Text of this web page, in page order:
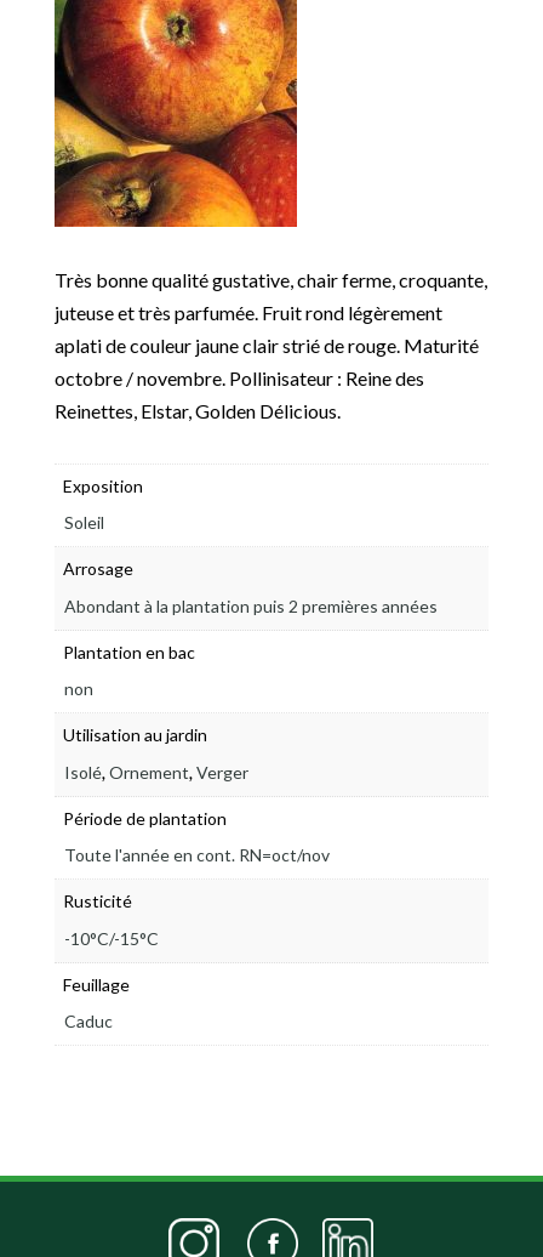
Très bonne qualité gustative, chair ferme, croquante,
juteuse et très parfumée. Fruit rond légèrement
aplati de couleur jaune clair strié de rouge. Maturité
octobre / novembre. Pollinisateur : Reine des
Reinettes, Elstar, Golden Délicious.
Exposition
Soleil
Arrosage
Abondant à la plantation puis 2 premières années
Plantation en bac
non
Utilisation au jardin
Isolé, Ornement Verger
Période de plantation
Toute l'année en cont. RN=oct/nov
Rusticité
-10°C/-15°C
Feuillage
Caduc